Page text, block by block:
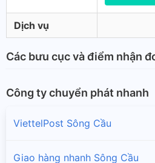
Dịch vụ
Các bưu cục và điểm nhận
Công ty chuyển phát nhanh
ViettelPost Sông Cầu
Giao hàng nhanh Sông Cầu